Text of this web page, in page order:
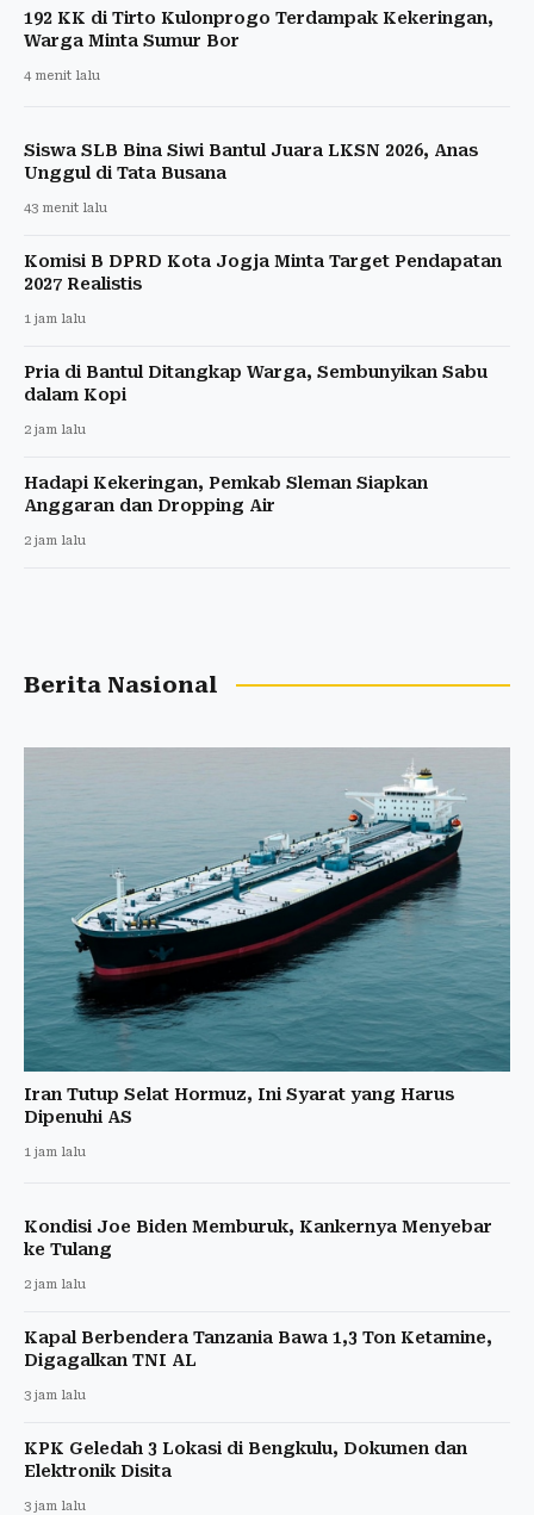
192 KK di Tirto Kulonprogo Terdampak Kekeringan,
Warga Minta Sumur Bor
4 menit lalu
Siswa SLB Bina Siwi Bantul Juara LKSN 2026, Anas
Unggul di Tata Busana
43 menit lalu
Komisi B DPRD Kota Jogja Minta Target Pendapatan
2027 Realistis
1 jam lalu
Pria di Bantul Ditangkap Warga, Sembunyikan Sabu
dalam Kopi
2 jam lalu
Hadapi Kekeringan, Pemkab Sleman Siapkan
Anggaran dan Dropping Air
2 jam lalu
Berita Nasional
Iran Tutup Selat Hormuz, Ini Syarat yang Harus
Dipenuhi AS
1 jam lalu
Kondisi Joe Biden Memburuk, Kankernya Menyebar
ke Tulang
2 jam lalu
Kapal Berbendera Tanzania Bawa 1,3 Ton Ketamine,
Digagalkan TNI AL
3 jam lalu
KPK Geledah 3 Lokasi di Bengkulu, Dokumen dan
Elektronik Disita
3 jam lalu